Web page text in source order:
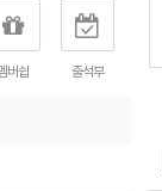
버쉽 출석부